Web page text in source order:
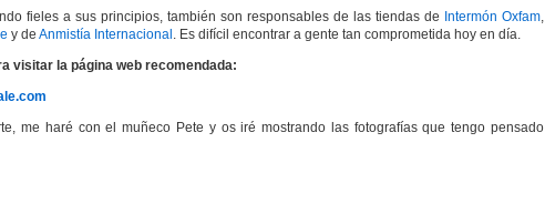
fieles a sus principios, también son responsables de las tiendas de Intermón Oxfam,
y de Anmistía Internacional . Es difícil encontrar a gente tan comprometida hoy en día.
visitar la página web recomendada:
me haré con el muñeco Pete y os iré mostrando las fotografías que tengo pensado